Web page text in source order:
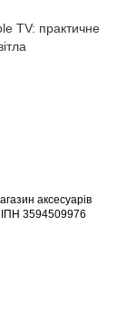
TV: практичне
аксесуарів
3594509976